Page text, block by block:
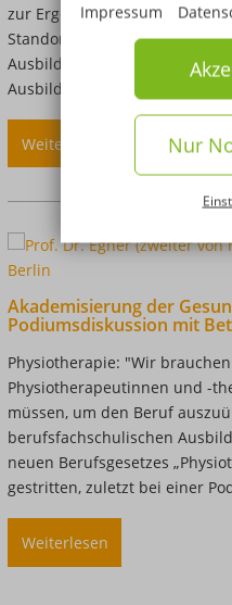
Impressum
Nur
zur Ergotherapeutin an den
Standort Hannover. 2022
Ausbildung. Ich befinde mich
Ausbildung.
Weiterlesen
Erfahrungsbericht
Ausbildung
Weber
Akademisierung der
Podiumsdiskussion mit
Physiotherapie: "Wir
Physiotherapeutinnen und -
müssen, um den Beruf
berufsfachschulischen
neuen Berufsgesetzes
gestritten, zuletzt bei einer
Weiterlesen
Akademisierung